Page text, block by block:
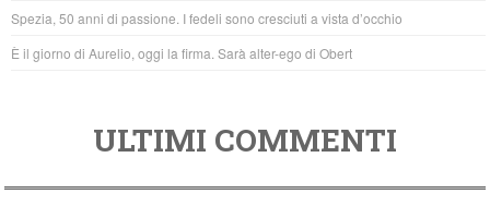
Spezia, 50 anni di passione. I fedeli sono cresciuti a vista d’occhio
È il giorno di Aurelio, oggi la firma. Sarà alter-ego di Obert
ULTIMI COMMENTI